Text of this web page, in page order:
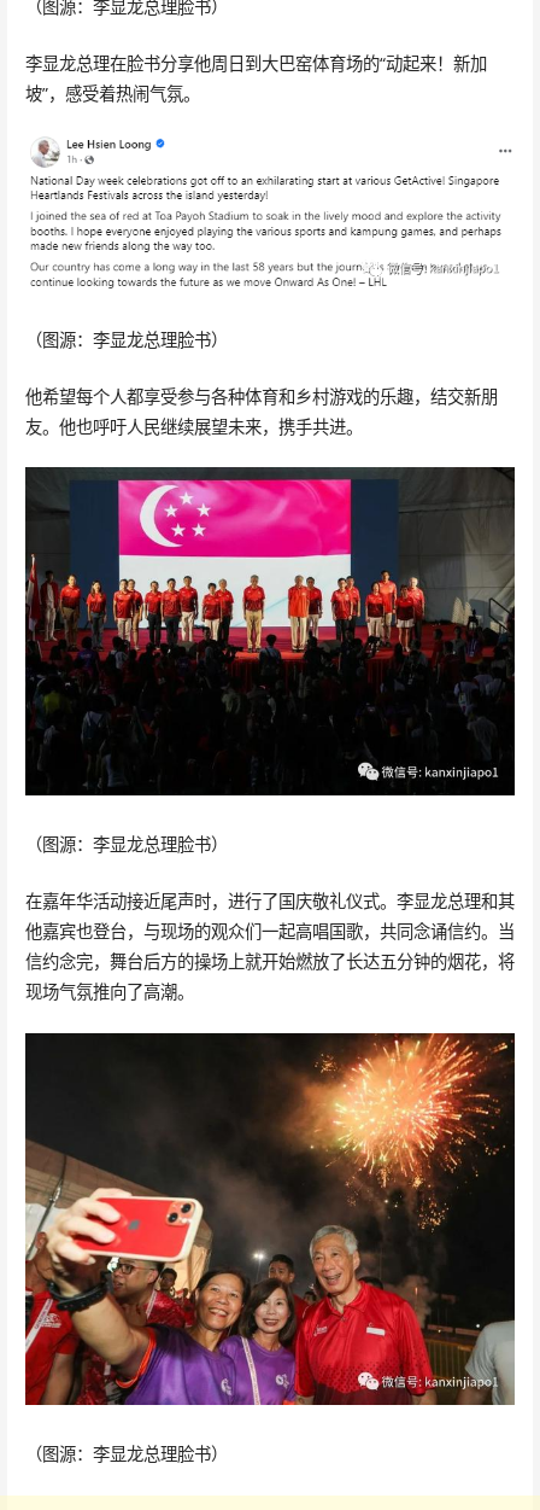
（图源：李显龙总理脸书）
李显龙总理在脸书分享他周日到大巴窑体育场的“动起来！新加
坡”，感受着热闹气氛。
（图源：李显龙总理脸书）
他希望每个人都享受参与各种体育和乡村游戏的乐趣，结交新朋
友。他也呼吁人民继续展望未来，携手共进。
（图源：李显龙总理脸书）
在嘉年华活动接近尾声时，进行了国庆敬礼仪式。李显龙总理和其
他嘉宾也登台，与现场的观众们一起高唱国歌，共同念诵信约。当
信约念完，舞台后方的操场上就开始燃放了长达五分钟的烟花，将
现场气氛推向了高潮。
（图源：李显龙总理脸书）